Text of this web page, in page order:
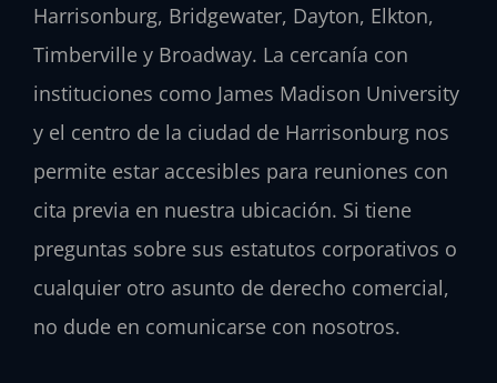
Harrisonburg, Bridgewater, Dayton, Elkton,
Timberville y Broadway. La cercanía con
instituciones como James Madison University
y el centro de la ciudad de Harrisonburg nos
permite estar accesibles para reuniones con
cita previa en nuestra ubicación. Si tiene
preguntas sobre sus estatutos corporativos o
cualquier otro asunto de derecho comercial,
no dude en comunicarse con nosotros.